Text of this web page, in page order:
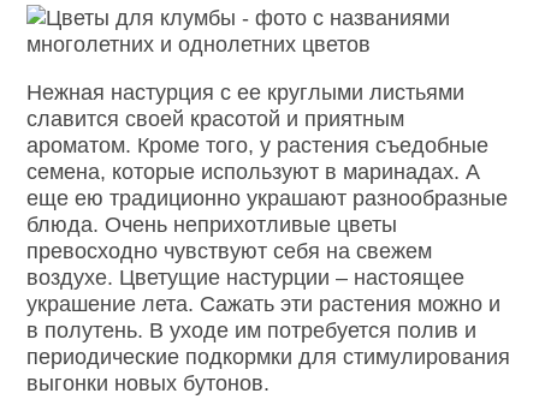
Нежная настурция с ее круглыми листьями
славится своей красотой и приятным
ароматом. Кроме того, у растения съедобные
семена, которые используют в маринадах. А
еще ею традиционно украшают разнообразные
блюда. Очень неприхотливые цветы
превосходно чувствуют себя на свежем
воздухе. Цветущие настурции – настоящее
украшение лета. Сажать эти растения можно и
в полутень. В уходе им потребуется полив и
периодические подкормки для стимулирования
выгонки новых бутонов.